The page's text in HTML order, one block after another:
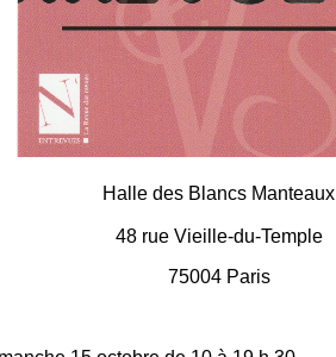
Halle des Blancs Manteaux
48 rue Vieille-du-Temple
75004 Paris